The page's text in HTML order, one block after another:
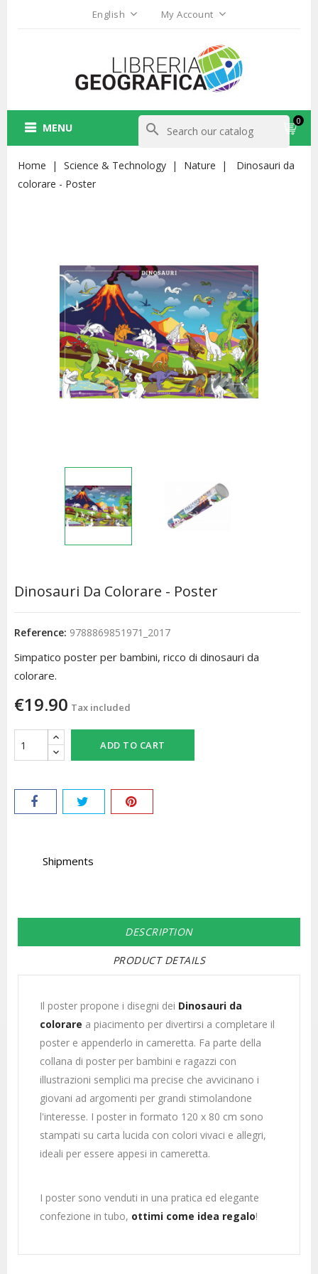
English My Account
0
MENU search
Home Science & Technology Nature
Dinosauri da
colorare - Poster
Dinosauri Da Colorare - Poster
Reference: 9788869851971_2017
Simpatico poster per bambini, ricco di dinosauri da
colorare.
€19.90 Tax included
ADD TO CART
Shipments
DESCRIPTION
PRODUCT DETAILS
Il poster propone i disegni dei Dinosauri da
colorare a piacimento per divertirsi a completare il
poster e appenderlo in cameretta. Fa parte della
collana di poster per bambini e ragazzi con
illustrazioni semplici ma precise che avvicinano i
giovani ad argomenti per grandi stimolandone
l'interesse. I poster in formato 120 x 80 cm sono
stampati su carta lucida con colori vivaci e allegri,
ideali per essere appesi in cameretta.
I poster sono venduti in una pratica ed elegante
confezione in tubo, ottimi come idea regalo!